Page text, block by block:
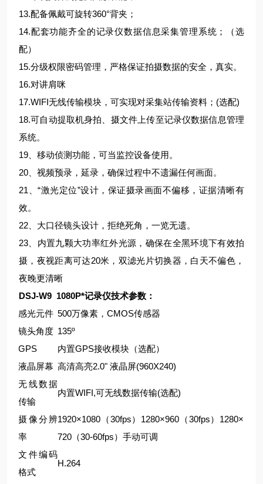
13.配备佩戴可旋转360°背夹；
14.配套功能齐全的记录仪数据信息采集管理系统；（选
配）
15.分级权限密码管理，严格保证拍摄数据的安全，真实。
16.对讲肩咪
17.WIFI无线传输模块，可实现对采集站传输资料；(选配)
18.可自动提取机身拍、摄文件上传至记录仪数据信息管理
系统。
19、移动侦测功能，可当监控设备使用。
20、视频预录，延录，确保过程中不遗漏任何画面。
21、“激光定位”设计，保证摄录画面不偏移，证据清晰有
效。
22、大口径镜头设计，拒绝死角，一览无遗。
23、内置九颗大功率红外光源，确保在全黑环境下有效拍
摄，夜视距离可达20米，双滤光片切换器，白天不偏色，
夜晚更清晰
DSJ-W9 1080P*记录仪技术参数：
感光元件 500万像素，CMOS传感器
镜头角度 135º
GPS
内置GPS接收模块（选配）
液晶屏幕 高清高亮2.0" 液晶屏(960X240)
无线数据
传输
内置WIFI,可无线数据传输(选配)
摄像分辨
率
1920×1080（30fps）1280×960（30fps）1280×
720（30-60fps）手动可调
文件编码
格式
H.264